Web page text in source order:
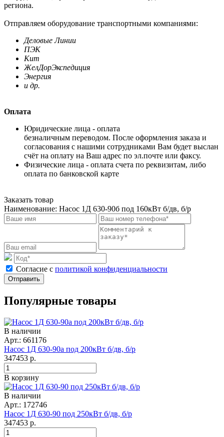
региона.
Отправляем оборудование транспортными компаниями:
Деловые Линии
ПЭК
Кит
ЖелДорЭкспедиция
Энергия
и др.
Оплата
Юридические лица - оплата
безналичным переводом. После оформления заказа и
согласования с нашими сотрудниками Вам будет выслан
счёт на оплату на Ваш адрес по эл.почте или факсу.
Физические лица - оплата счета по реквизитам, либо
оплата по банковской карте
Заказать товар
Наименование: Насос 1Д 630-90б под 160кВт б/дв, б/р
Cогласие с политикой конфиденциальности
Отправить
Популярные товары
В наличии
Арт.: 661176
Насос 1Д 630-90а под 200кВт б/дв, б/р
347453 р.
В корзину
В наличии
Арт.: 172746
Насос 1Д 630-90 под 250кВт б/дв, б/р
347453 р.